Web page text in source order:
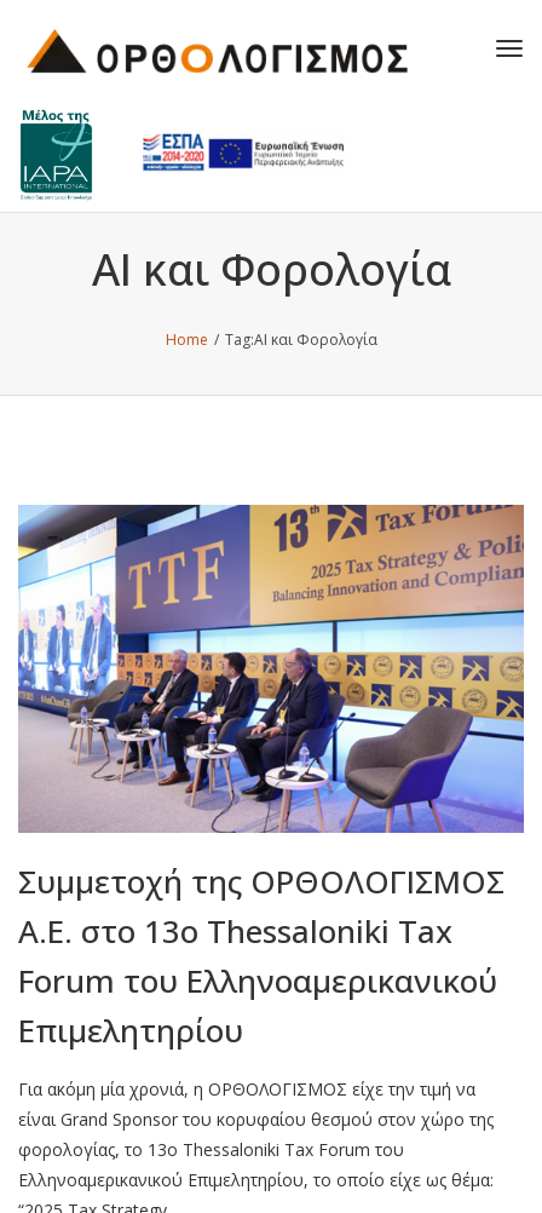
AI και Φορολογία
Home / Tag:AI και Φορολογία
Συμμετοχή της ΟΡΘΟΛΟΓΙΣΜΟΣ
Α.Ε. στο 13ο Thessaloniki Tax
Forum του Ελληνοαμερικανικού
Επιμελητηρίου
Για ακόμη μία χρονιά, η ΟΡΘΟΛΟΓΙΣΜΟΣ είχε την τιμή να
είναι Grand Sponsor του κορυφαίου θεσμού στον χώρο της
φορολογίας, το 13ο Thessaloniki Tax Forum του
Ελληνοαμερικανικού Επιμελητηρίου, το οποίο είχε ως θέμα: